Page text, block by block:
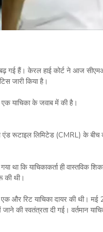
गई हैं। केरल हाई कोर्ट ने आज
जारी किया है।
एक याचिका के जवाब में की है।
एंड रूटाइल लिमिटेड (CMRL) के
था कि याचिकाकर्ता ही वास्तविक
की थी।
और रिट याचिका दायर की थी। मई
जाने की स्वतंत्रता दी गई। वर्तमान